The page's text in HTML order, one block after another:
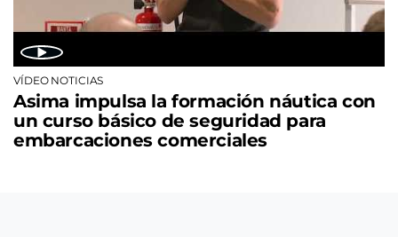
VÍDEO NOTICIAS
Asima impulsa la formación náutica con
un curso básico de seguridad para
embarcaciones comerciales